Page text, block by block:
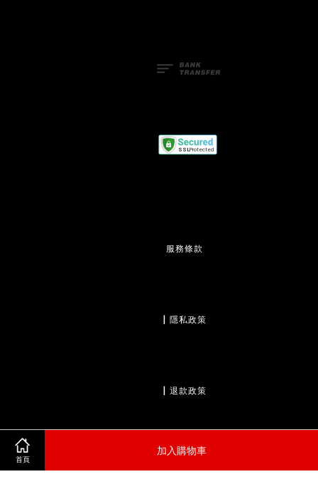
首頁
加入購物車
服務條款
隱私政策
退款政策